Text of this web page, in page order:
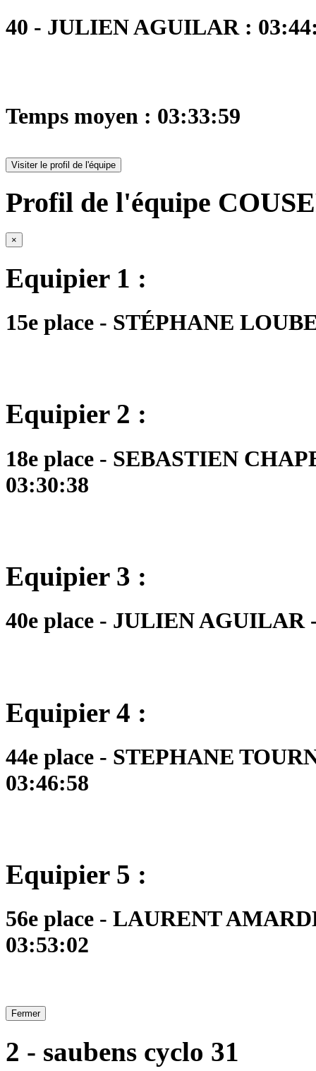
40 - JULIEN AGUILAR :
Temps moyen : 03:33:59
Visiter le profil de l'équipe
Profil de l'équipe
×
Equipier 1 :
15e place - STÉPHANE
Equipier 2 :
18e place - SEBASTIEN
03:30:38
Equipier 3 :
40e place - JULIEN AGUILAR
Equipier 4 :
44e place - STEPHANE
03:46:58
Equipier 5 :
56e place - LAURENT
03:53:02
Fermer
2 - saubens cyclo 31